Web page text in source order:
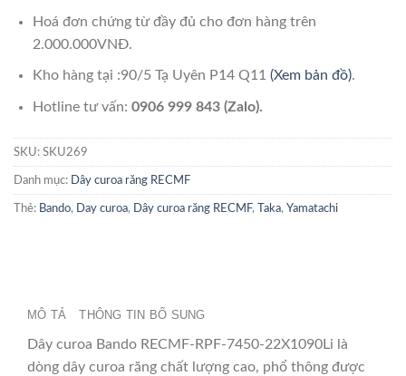
Hoá đơn chứng từ đầy đủ cho đơn hàng trên
2.000.000VNĐ.
Kho hàng tại :90/5 Tạ Uyên P14 Q11 (Xem bản đồ).
Hotline tư vấn: 0906 999 843 (Zalo).
SKU: SKU269
Danh mục: Dây curoa răng RECMF
Thẻ: Bando, Day curoa, Dây curoa răng RECMF, Taka, Yamatachi
MÔ TẢ THÔNG TIN BỔ SUNG
Dây curoa Bando RECMF-RPF-7450-22X1090Li là
dòng dây curoa răng chất lượng cao, phổ thông được